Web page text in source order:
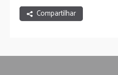
Compartilhar